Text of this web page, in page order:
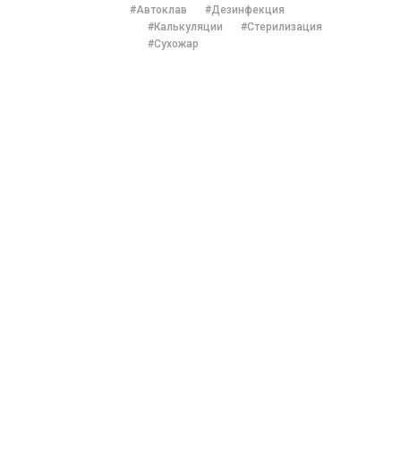
#Автоклав
#Дезинфекция
#Калькуляции
#Стерилизация
#Сухожар